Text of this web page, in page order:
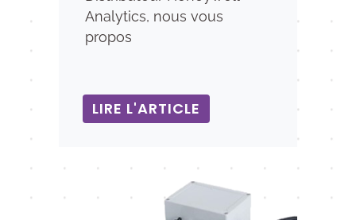
Analytics, nous vous
propos
LIRE L'ARTICLE